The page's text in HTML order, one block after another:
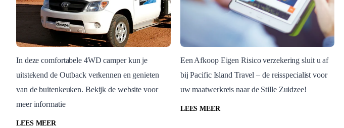
Blog Post
Cheapa Campa 4WD 2
Berth
In deze comfortabele 4WD camper kun je
uitstekend de Outback verkennen en genieten
van de buitenkeuken. Bekijk de website voor
meer informatie
LEES MEER
Blog Post
Afkoop Eigen Risico
Een Afkoop Eigen Risico verzekering sluit u af
bij Pacific Island Travel – de reisspecialist voor
uw maatwerkreis naar de Stille Zuidzee!
LEES MEER